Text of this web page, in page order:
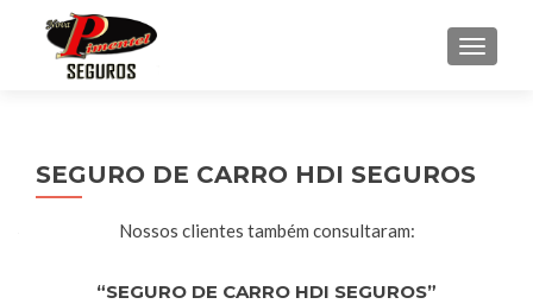
SEGURO DE CARRO HDI SEGUROS
Nossos clientes também consultaram:
“SEGURO DE CARRO HDI SEGUROS”